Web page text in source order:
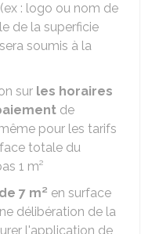
: logo ou nom de
de la superficie
soumis à la
sur les horaires
de
pour les tarifs
totale du
1 m²
7 m² en surface
délibération de la
l'application de